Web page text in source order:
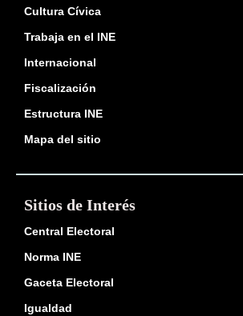
Cultura Cívica
Trabaja en el INE
Internacional
Fiscalización
Estructura INE
Mapa del sitio
Sitios de Interés
Central Electoral
Norma INE
Gaceta Electoral
Igualdad